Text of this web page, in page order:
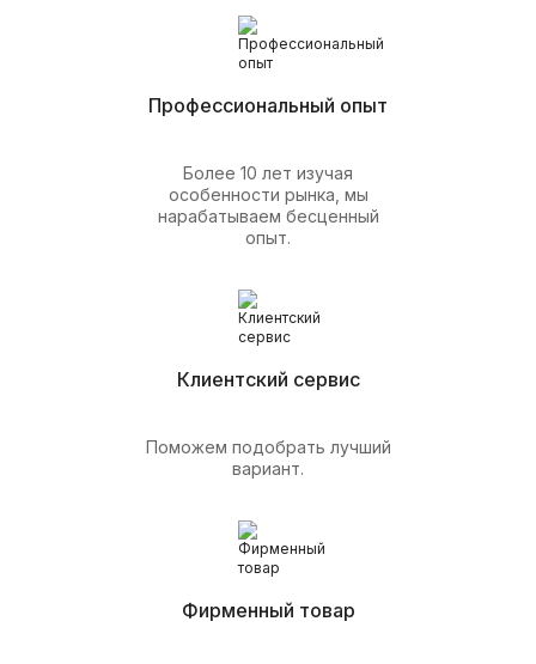
Профессиональный опыт
Более 10 лет изучая
особенности рынка, мы
нарабатываем бесценный
опыт.
Клиентский сервис
Поможем подобрать лучший
вариант.
Фирменный товар